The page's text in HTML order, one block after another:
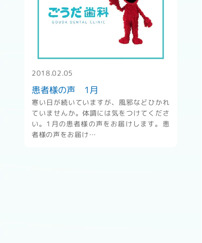
2018.02.05
患者様の声 1月
寒い日が続いていますが、風邪などひかれ
ていませんか。体調には気をつけてくださ
い。1月の患者様の声をお届けします。患
者様の声をお届け…